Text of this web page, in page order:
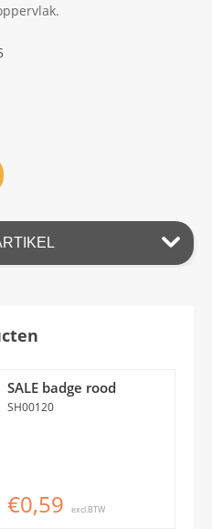
SALE badge rood
SH00120
€0,59 excl.BTW